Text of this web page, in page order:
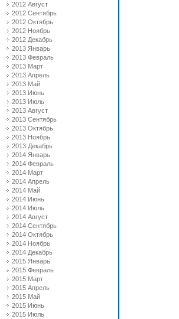
2012 Август
2012 Сентябрь
2012 Октябрь
2012 Ноябрь
2012 Декабрь
2013 Январь
2013 Февраль
2013 Март
2013 Апрель
2013 Май
2013 Июнь
2013 Июль
2013 Август
2013 Сентябрь
2013 Октябрь
2013 Ноябрь
2013 Декабрь
2014 Январь
2014 Февраль
2014 Март
2014 Апрель
2014 Май
2014 Июнь
2014 Июль
2014 Август
2014 Сентябрь
2014 Октябрь
2014 Ноябрь
2014 Декабрь
2015 Январь
2015 Февраль
2015 Март
2015 Апрель
2015 Май
2015 Июнь
2015 Июль